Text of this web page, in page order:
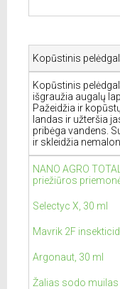
Kopūstinis
Kopūstinis
išgraužia augalų
Pažeidžia ir
landas ir užteršia
pribėga vandens.
ir skleidžia
NANO AGRO
priežiūros
Selectyc X, 30 ml
Mavrik 2F
Argonaut, 30 ml
Žalias sodo muilas